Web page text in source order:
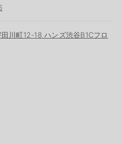
川町12-18 ハンズ渋谷B1Cフロ